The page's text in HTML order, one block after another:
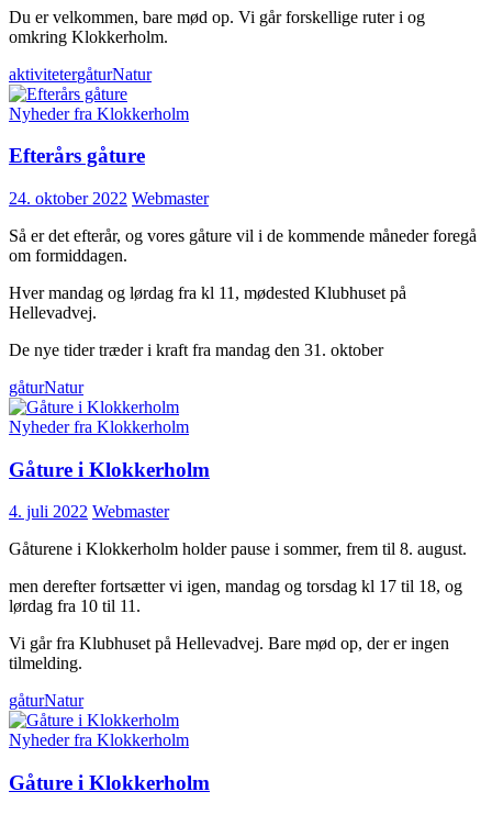
Du er velkommen, bare mød op. Vi går forskellige ruter i og
omkring Klokkerholm.
aktivitetergåturNatur
Nyheder fra Klokkerholm
Efterårs gåture
24. oktober 2022 Webmaster
Så er det efterår, og vores gåture vil i de kommende måneder foregå
om formiddagen.
Hver mandag og lørdag fra kl 11, mødested Klubhuset på
Hellevadvej.
De nye tider træder i kraft fra mandag den 31. oktober
gåturNatur
Nyheder fra Klokkerholm
Gåture i Klokkerholm
4. juli 2022 Webmaster
Gåturene i Klokkerholm holder pause i sommer, frem til 8. august.
men derefter fortsætter vi igen, mandag og torsdag kl 17 til 18, og
lørdag fra 10 til 11.
Vi går fra Klubhuset på Hellevadvej. Bare mød op, der er ingen
tilmelding.
gåturNatur
Nyheder fra Klokkerholm
Gåture i Klokkerholm